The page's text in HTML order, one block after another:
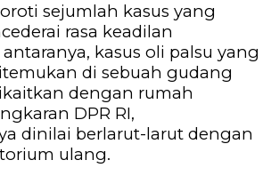
sejumlah kasus yang
rasa keadilan
kasus oli palsu yang
di sebuah gudang
dengan rumah
DPR RI,
dinilai berlarut-larut dengan
ulang.